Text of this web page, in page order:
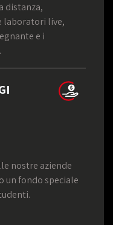
distanza,
laboratori live,
e i
nostre aziende
un fondo speciale